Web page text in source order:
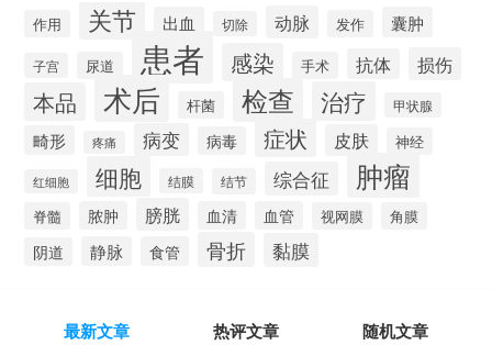
作用 关节 出血 切除 动脉 发作 囊肿
子宫 尿道 患者 感染 手术 抗体 损伤
本品 术后 杆菌 检查 治疗 甲状腺
畸形 疼痛 病变 病毒 症状 皮肤 神经
红细胞 细胞 结膜 结节 综合征 肿瘤
脊髓 脓肿 膀胱 血清 血管 视网膜 角膜
阴道 静脉 食管 骨折 黏膜
最新文章 热评文章 随机文章